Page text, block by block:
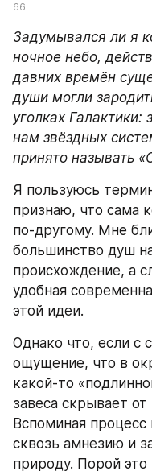
66
Задумывался ли я
ночное небо,
давних времён
души могли
уголках
нам звёздных
принято называть
Я пользуюсь
признаю, что сама
по-другому. Мне
большинство душ
происхождение, а
удобная
этой идеи.
Однако что, если с
ощущение, что в
какой-то
завеса скрывает
Вспоминая
сквозь амнезию и
природу. Порой